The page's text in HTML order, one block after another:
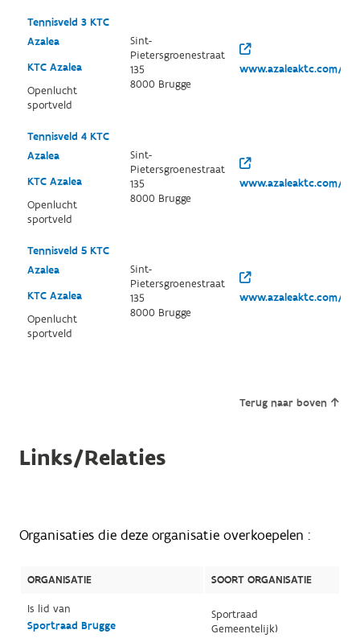
Tennisveld 3 KTC
Azalea
KTC Azalea
Openlucht
sportveld
Sint-
Pietersgroenestraat
135
8000 Brugge
www.azaleaktc.com/
Tennisveld 4 KTC
Azalea
KTC Azalea
Openlucht
sportveld
Sint-
Pietersgroenestraat
135
8000 Brugge
www.azaleaktc.com/
Tennisveld 5 KTC
Azalea
KTC Azalea
Openlucht
sportveld
Sint-
Pietersgroenestraat
135
8000 Brugge
www.azaleaktc.com/
Terug naar boven
Links/Relaties
Organisaties die deze organisatie overkoepelen :
ORGANISATIE
SOORT ORGANISATIE
Is lid van
Sportraad Brugge
Sportraad
Gemeentelijk)